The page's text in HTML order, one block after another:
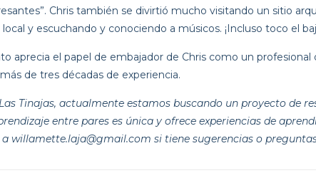
Chris también se divirtió mucho visitando un sitio
y escuchando y conociendo a músicos. ¡Incluso toco el
aprecia el papel de embajador de Chris como un
de tres décadas de experiencia.
Tinajas, actualmente estamos buscando un proyecto de
entre pares es única y ofrece experiencias de
willamette.laja@gmail.com si tiene sugerencias o